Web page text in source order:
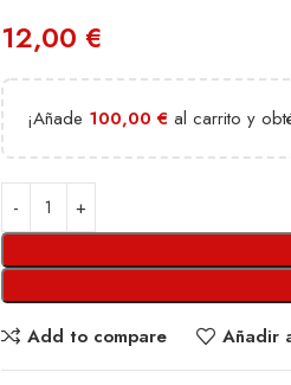
12,00 €
¡Añade 100,00 € al carrito y
Add to compare
Añadir